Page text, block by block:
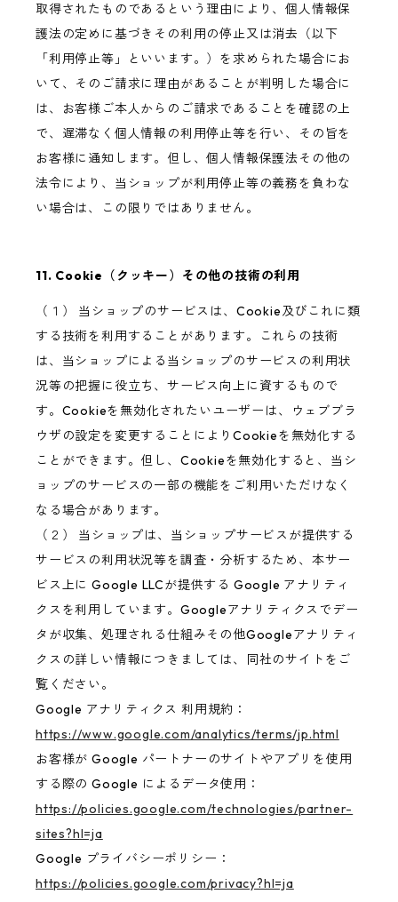
取得されたものであるという理由により、個人情報保
護法の定めに基づきその利用の停止又は消去（以下
「利用停止等」といいます。）を求められた場合にお
いて、そのご請求に理由があることが判明した場合に
は、お客様ご本人からのご請求であることを確認の上
で、遅滞なく個人情報の利用停止等を行い、その旨を
お客様に通知します。但し、個人情報保護法その他の
法令により、当ショップが利用停止等の義務を負わな
い場合は、この限りではありません。
11. Cookie（クッキー）その他の技術の利用
（１） 当ショップのサービスは、Cookie及びこれに類
する技術を利用することがあります。これらの技術
は、当ショップによる当ショップのサービスの利用状
況等の把握に役立ち、サービス向上に資するもので
す。Cookieを無効化されたいユーザーは、ウェブブラ
ウザの設定を変更することによりCookieを無効化する
ことができます。但し、Cookieを無効化すると、当シ
ョップのサービスの一部の機能をご利用いただけなく
なる場合があります。
（２） 当ショップは、当ショップサービスが提供する
サービスの利用状況等を調査・分析するため、本サー
ビス上に Google LLCが提供する Google アナリティ
クスを利用しています。Googleアナリティクスでデー
タが収集、処理される仕組みその他Googleアナリティ
クスの詳しい情報につきましては、同社のサイトをご
覧ください。
Google アナリティクス 利用規約：
https://www.google.com/analytics/terms/jp.html
お客様が Google パートナーのサイトやアプリを使用
する際の Google によるデータ使用：
https://policies.google.com/technologies/partner-
sites?hl=ja
Google プライバシーポリシー：
https://policies.google.com/privacy?hl=ja